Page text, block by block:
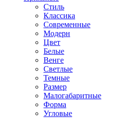
Стиль
Классика
Современные
Модерн
Цвет
Белые
Венге
Светлые
Темные
Размер
Малогабаритные
Форма
Угловые